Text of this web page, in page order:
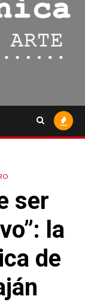
ser
la
de